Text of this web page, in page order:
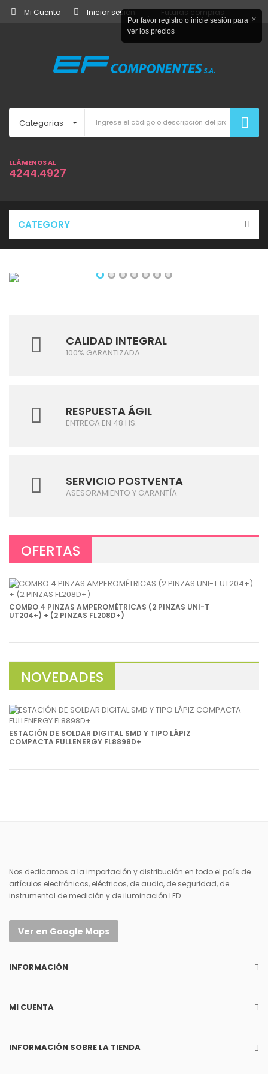
Mi Cuenta Iniciar sesión Futuras compras
Categorias
LLÁMENOS AL
4244.4927
CATEGORY
CALIDAD INTEGRAL
100% GARANTIZADA
RESPUESTA ÁGIL
ENTREGA EN 48 HS.
SERVICIO POSTVENTA
ASESORAMIENTO Y GARANTÍA
OFERTAS
COMBO 4 PINZAS AMPEROMÉTRICAS (2 PINZAS UNI-T
UT204+) + (2 PINZAS FL208D+)
NOVEDADES
ESTACIÓN DE SOLDAR DIGITAL SMD Y TIPO LÁPIZ
COMPACTA FULLENERGY FL8898D+
Nos dedicamos a la importación y distribución en todo el país de
artículos electrónicos, eléctricos, de audio, de seguridad, de
instrumental de medición y de iluminación LED
Ver en Google Maps
INFORMACIÓN
MI CUENTA
INFORMACIÓN SOBRE LA TIENDA
×
Por favor registro o inicie sesión para
ver los precios